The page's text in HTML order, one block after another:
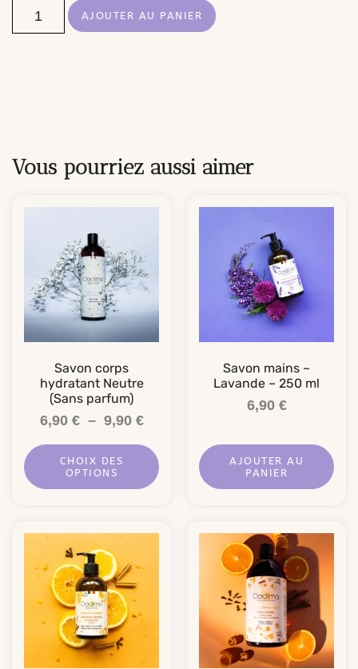
AJOUTER AU PANIER
Vous pourriez aussi aimer
Savon corps
hydratant Neutre
(Sans parfum)
6,90 € – 9,90 €
CHOIX DES
OPTIONS
Savon mains –
Lavande – 250 ml
6,90 €
AJOUTER AU
PANIER